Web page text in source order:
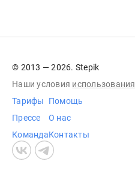
© 2013 — 2026. Stepik
Наши условия использования
Тарифы
Прессе
Команда
Помощь
О нас
Контакты